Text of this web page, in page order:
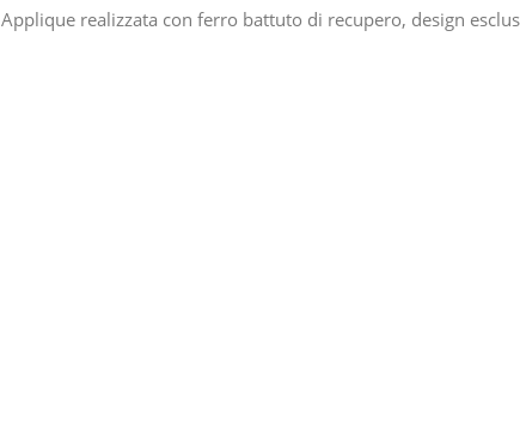
Applique realizzata con ferro battuto di recupero, design